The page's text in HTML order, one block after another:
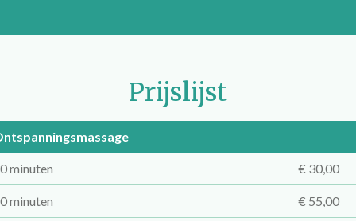
Prijslijst
minuten € 30,00
minuten € 55,00